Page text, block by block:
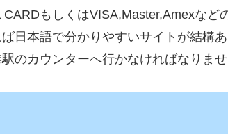
もしくはVISA,Master,Amexなど
日本語で分かりやすいサイトが結構あ
のカウンターへ行かなければなりませ